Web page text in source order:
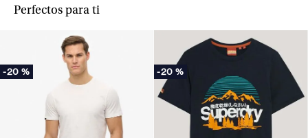
Perfectos para ti
-20 % -20 %